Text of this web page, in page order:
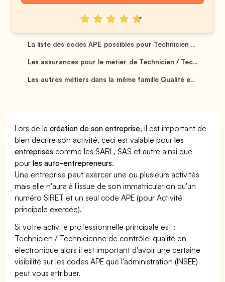
La liste des codes APE possibles pour Technicien ...
Les assurances pour le métier de Technicien / Tec...
Les autres métiers dans la même famille Qualité e...
Lors de lacréation de son entreprise, il est important de
bien décrire son activité, ceci est valable pourles
entreprises comme les SARL, SAS et autre ainsi que
pourles auto-entrepreneurs.
Une entreprise peut exercer une ou plusieurs activités
mais elle n'aura à l'issue de son immatriculation qu'un
numéro SIRET et un seul code APE (pour Activité
principale exercée).
Si votre activité professionnelle principale est :
Technicien / Technicienne de contrôle-qualité en
électronique alors il est important d'avoir une certaine
visibilité sur les codes APE que l'administration (INSEE)
peut vous attribuer.